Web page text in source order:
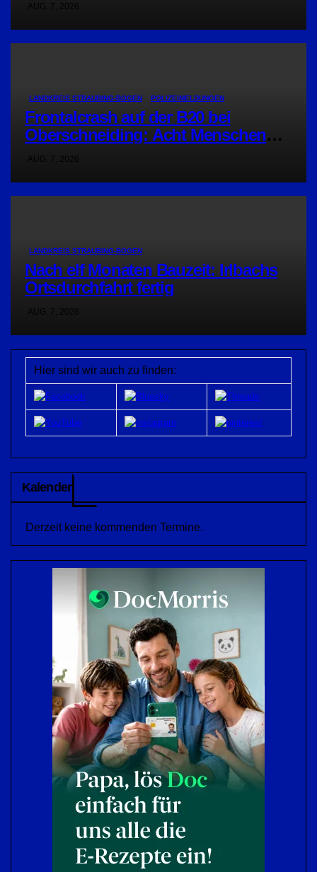
LANDKREIS STRAUBING-BOGEN POLIZEIMELDUNGEN
Frontalcrash auf der B20 bei
Oberschneiding: Acht Menschen
verletzt
LANDKREIS STRAUBING-BOGEN
Nach elf Monaten Bauzeit: Irlbachs
Ortsdurchfahrt fertig
Hier sind wir auch zu finden:
Kalender
Derzeit keine kommenden Termine.